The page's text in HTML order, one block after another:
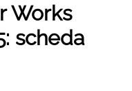
Works
scheda